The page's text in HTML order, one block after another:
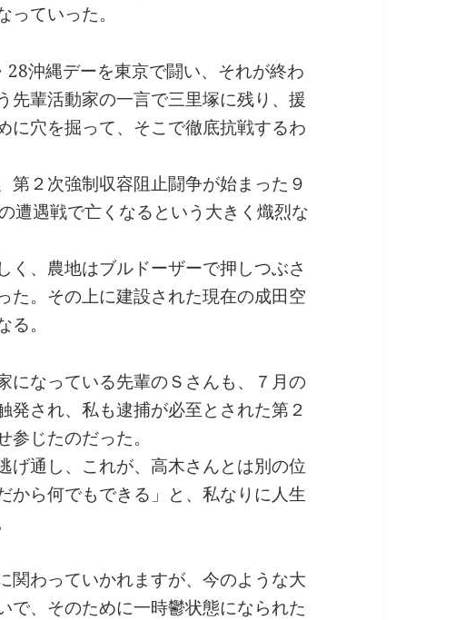
ていった。
沖縄デーを東京で闘い、それが終わ
先輩活動家の一言で三里塚に残り、援
に穴を掘って、そこで徹底抗戦するわ
第２次強制収容阻止闘争が始まった９
遭遇戦で亡くなるという大きく熾烈な
く、農地はブルドーザーで押しつぶさ
た。その上に建設された現在の成田空
。
になっている先輩のＳさんも、７月の
発され、私も逮捕が必至とされた第２
じたのだった。
げ通し、これが、高木さんとは別の位
から何でもできる」と、私なりに人生
関わっていかれますが、今のような大
で、そのために一時鬱状態になられた